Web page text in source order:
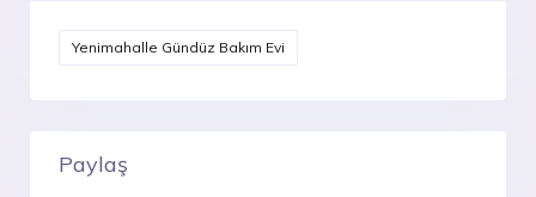
Yenimahalle Gündüz Bakım Evi
Paylaş